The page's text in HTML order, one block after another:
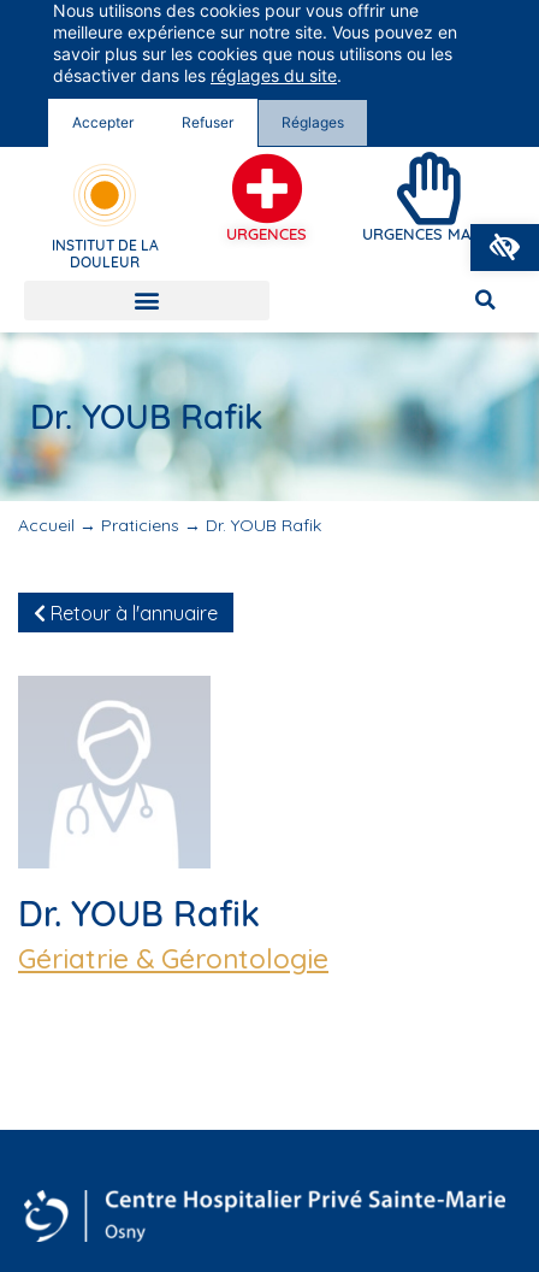
Groupe Vivalto Santé
Entre nous, la vie
INSTITUT DE LA
DOULEUR
URGENCES URGENCES MAINS
Dr. YOUB Rafik
Accueil → Praticiens → Dr. YOUB Rafik
Retour à l'annuaire
Dr. YOUB Rafik
Gériatrie & Gérontologie
Nous utilisons des cookies pour vous offrir une
meilleure expérience sur notre site. Vous pouvez en
savoir plus sur les cookies que nous utilisons ou les
désactiver dans les réglages du site.
Accepter Refuser Réglages